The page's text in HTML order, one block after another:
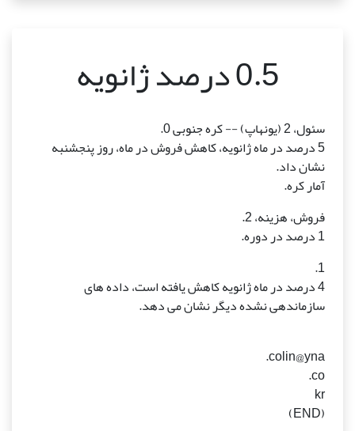
0.5 درصد ژانویه
سئول، 2 (یونهاپ) -- کره جنوبی 0.
5 درصد در ماه ژانویه، کاهش فروش در ماه، روز پنجشنبه
نشان داد.
آمار کره.
فروش، هزینه، 2.
1 درصد در دوره.
1.
4 درصد در ماه ژانویه کاهش یافته است، داده های
سازماندهی نشده دیگر نشان می دهد.
colin@yna.
co.
kr
(END)